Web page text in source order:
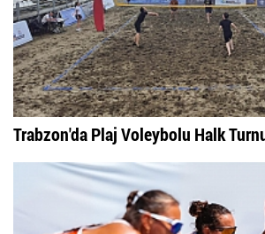
Trabzon'da Plaj Voleybolu Halk